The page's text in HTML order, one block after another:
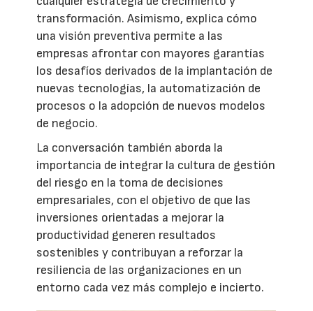
transformación. Asimismo, explica cómo
una visión preventiva permite a las
empresas afrontar con mayores garantías
los desafíos derivados de la implantación de
nuevas tecnologías, la automatización de
procesos o la adopción de nuevos modelos
de negocio.
La conversación también aborda la
importancia de integrar la cultura de gestión
del riesgo en la toma de decisiones
empresariales, con el objetivo de que las
inversiones orientadas a mejorar la
productividad generen resultados
sostenibles y contribuyan a reforzar la
resiliencia de las organizaciones en un
entorno cada vez más complejo e incierto.